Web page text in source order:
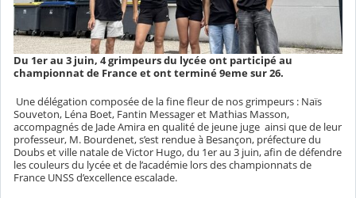
Du 1er au 3 juin, 4 grimpeurs du lycée ont participé au
championnat de France et ont terminé 9eme sur 26.
Une délégation composée de la fine fleur de nos grimpeurs : Naïs
Souveton, Léna Boet, Fantin Messager et Mathias Masson,
accompagnés de Jade Amira en qualité de jeune juge ainsi que de leur
professeur, M. Bourdenet, s’est rendue à Besançon, préfecture du
Doubs et ville natale de Victor Hugo, du 1er au 3 juin, afin de défendre
les couleurs du lycée et de l’académie lors des championnats de
France UNSS d’excellence escalade.